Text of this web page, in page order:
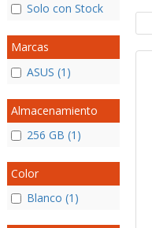
Solo con Stock
Marcas
ASUS (1)
Almacenamiento
256 GB (1)
Color
Blanco (1)